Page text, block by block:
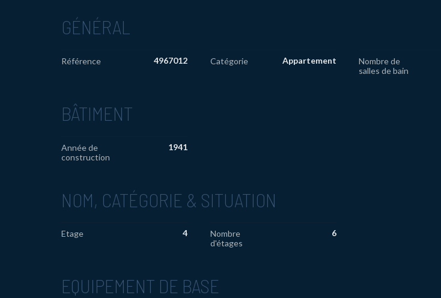
GÉNÉRAL
Référence 4967012 Catégorie Appartement
Nombre de
salles de bain
BÂTIMENT
Année de
construction
1941
NOM, CATÉGORIE & SITUATION
Etage 4
Nombre
d'étages
6
EQUIPEMENT DE BASE